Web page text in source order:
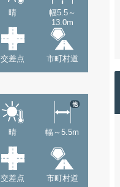
晴
幅5.5～
13.0m
交差点 市町村道
晴 幅～5.5m
他
交差点 市町村道